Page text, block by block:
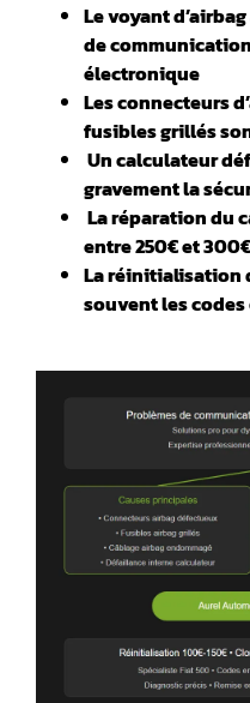
Le voyant
de
électronique
Les connecteurs
fusibles grillés
Un calculateur
gravement la
La réparation du
entre 250€ et
La réinitialisation
souvent les